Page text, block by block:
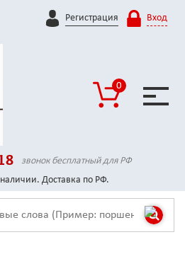
Регистрация Вход
0
звонок бесплатный для РФ
Доставка по РФ.